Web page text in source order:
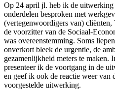
Op 24 april jl. heb ik de uitwerking
onderdelen besproken met
(vertegenwoordigers van)
de voorzitter van de Sociaal-
was overeenstemming. Soms
onverkort bleek de urgentie, de
gezamenlijkheid meters te maken.
presenteer ik de voortgang in de
en geef ik ook de reactie weer van
voorgestelde uitwerking.